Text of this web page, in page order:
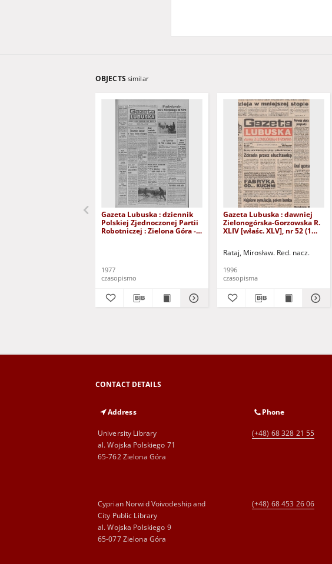
OBJECTS similar
Gazeta Lubuska : dziennik
Polskiej Zjednoczonej Partii
Robotniczej : Zielona Góra -
1977
czasopismo
Gazeta Lubuska : dawniej
Zielonogórska-Gorzowska R.
XLIV [właśc. XLV], nr 52 (1
Rataj, Mirosław. Red. nacz.
1996
czasopisma
CONTACT DETAILS
Address
University Library
al. Wojska Polskiego 71
65-762 Zielona Góra
Phone
(+48) 68 328 21 55
Cyprian Norwid Voivodeship and
City Public Library
al. Wojska Polskiego 9
65-077 Zielona Góra
(+48) 68 453 26 06